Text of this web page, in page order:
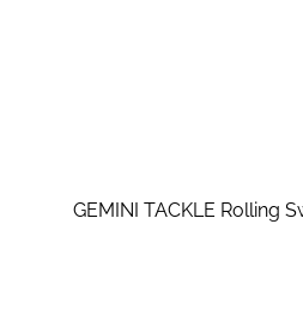
GEMINI TACKLE Rolling